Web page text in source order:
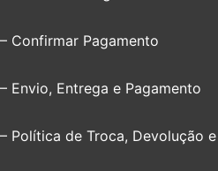
– Confirmar Pagamento
– Envio, Entrega e Pagamento
– Política de Troca, Devolução